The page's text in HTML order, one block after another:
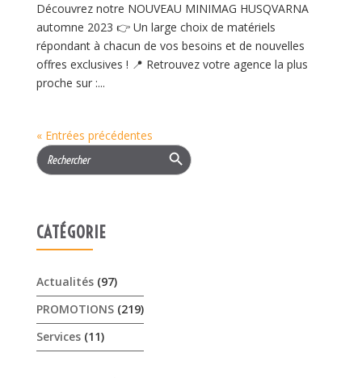
Découvrez notre NOUVEAU MINIMAG HUSQVARNA
automne 2023 👉 Un large choix de matériels
répondant à chacun de vos besoins et de nouvelles
offres exclusives ! 📍 Retrouvez votre agence la plus
proche sur :...
« Entrées précédentes
Search
for:
Search Button
CATÉGORIE
Actualités(97)
PROMOTIONS(219)
Services(11)